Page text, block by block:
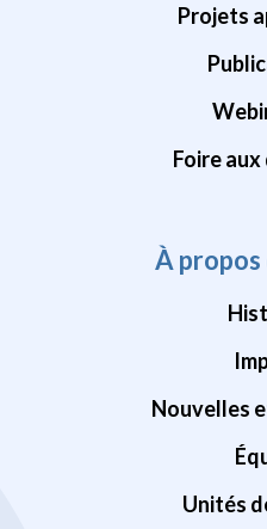
Projets
Foire
À propos
Nouvelles
Unités